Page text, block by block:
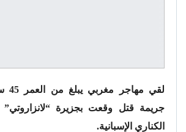
جريمة قتل وقعت بجزيرة
الكناري الإسبانية.